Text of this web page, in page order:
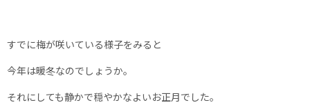
すでに梅が咲いている様子をみると
今年は暖冬なのでしょうか。
それにしても静かで穏やかなよいお正月でした。